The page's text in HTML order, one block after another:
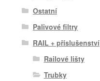
Ostatní
Palivové filtry
RAIL + příslušenství
Railové lišty
Trubky